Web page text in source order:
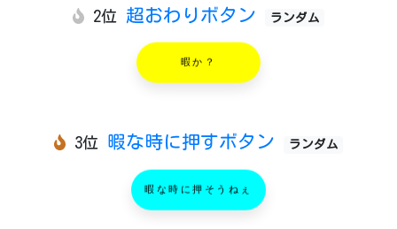
2位 超おわりボタン ランダム
暇か？
3位 暇な時に押すボタン ランダム
暇な時に押そうねぇ